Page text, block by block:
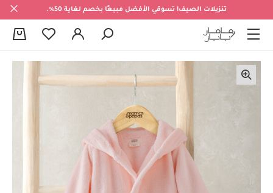
تنزيلات الصيف! تسوقي الأفضل مبيعًا بخصم لغاية 50%.